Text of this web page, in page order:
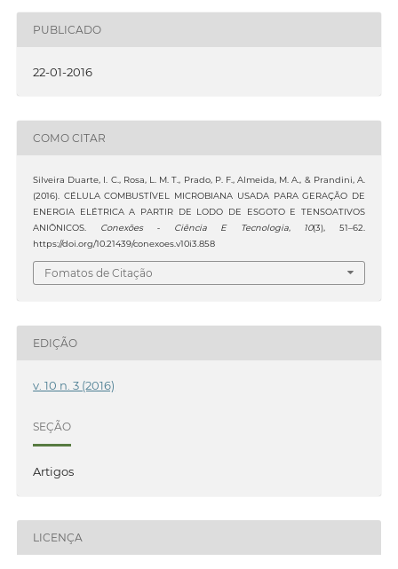
PUBLICADO
22-01-2016
COMO CITAR
Silveira Duarte, I. C., Rosa, L. M. T., Prado, P. F., Almeida, M. A., & Prandini, A.
(2016). CÉLULA COMBUSTÍVEL MICROBIANA USADA PARA GERAÇÃO DE
ENERGIA ELÉTRICA A PARTIR DE LODO DE ESGOTO E TENSOATIVOS
ANIÔNICOS.
Conexões - Ciência E Tecnologia, 10(3), 51–62.
https://doi.org/10.21439/conexoes.v10i3.858
Fomatos de Citação
EDIÇÃO
v. 10 n. 3 (2016)
SEÇÃO
Artigos
LICENÇA